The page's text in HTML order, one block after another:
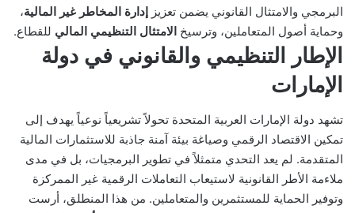
البرمجي والامتثال القانوني يضمن تعزيز إدارة المخاطر غير المالية،
وحماية أصول المتعاملين، وترسيخ الامتثال التنظيمي المالي للقطاع.
الإطار التنظيمي والقانوني في دولة
الإمارات
تشهد دولة الإمارات العربية المتحدة تحولاً تشريعياً نوعياً يهدف إلى
تمكين الاقتصاد الرقمي وصياغة بيئة آمنة جاذبة للاستثمارات المالية
المتقدمة. لم يعد التحدي متمثلاً في تطوير البرمجيات، بل في مدى
ملاءمة الأطر القانونية لاستيعاب التعاملات الرقمية غير الممركزة
وتوفير الحماية للمستثمرين والمتعاملين. من هذا المنطلق، أرست